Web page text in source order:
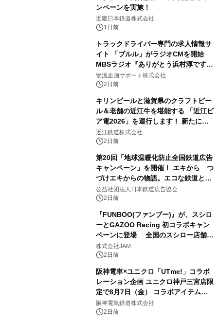
ンペーンを実施！
近畿日本鉄道株式会社
1日前
トラックドライバー専門の求人情報サ
イト 「ブルル」がラジオCMを開始
MBSラジオ『ありがとう浜村淳です』
にて8月1日(土)より
物流企画サポート株式会社
2日前
キリンビールと滋賀県のクラフトビー
ル＆老舗の近江牛を堪能する 「近江ビ
ア電2026」を運行します！ 新たに
「長濱浪漫ビール」が参加！キリン一
番搾り飲み放題が復活！
近江鉄道株式会社
2日前
第20回「地球温暖化防止全国鉄道広告
キャンペーン」を開催！ エキから つ
づけエキからの物語。エコな鉄道とと
もに。
公益社団法人日本鉄道広告協会
2日前
『FUNBOO(ファンブー)』が、スシロ
ーとGAZOO Racing 初コラボキャン
ペーンに登場 全国のスシロー店舗で
GR 4車種の FUNBOO(ミニカー)付き
メニューが展開されます
株式会社JAM
2日前
阪神電車×ユニクロ「UTme!」コラボ
レーション企画 ユニクロ神戸三宮店限
定で8月7日（金） コラボアイテムが
発売決定！
阪神電気鉄道株式会社
2日前